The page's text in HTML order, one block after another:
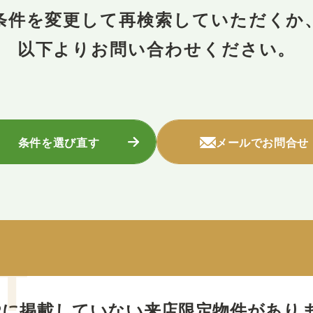
件を変更して再検索していただくか、
以下よりお問い合わせください。
条件を選び直す メールでお問合せ